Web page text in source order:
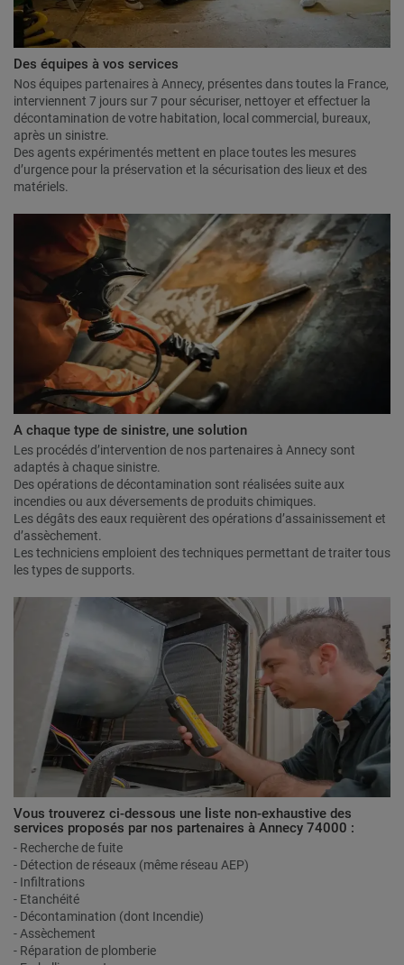
Des équipes à vos services
Nos équipes partenaires à Annecy, présentes dans toutes la France,
interviennent 7 jours sur 7 pour sécuriser, nettoyer et effectuer la
décontamination de votre habitation, local commercial, bureaux,
après un sinistre.
Des agents expérimentés mettent en place toutes les mesures
d’urgence pour la préservation et la sécurisation des lieux et des
matériels.
A chaque type de sinistre, une solution
Les procédés d’intervention de nos partenaires à Annecy sont
adaptés à chaque sinistre.
Des opérations de décontamination sont réalisées suite aux
incendies ou aux déversements de produits chimiques.
Les dégâts des eaux requièrent des opérations d’assainissement et
d’assèchement.
Les techniciens emploient des techniques permettant de traiter tous
les types de supports.
Vous trouverez ci-dessous une liste non-exhaustive des
services proposés par nos partenaires à Annecy 74000 :
- Recherche de fuite
- Détection de réseaux (même réseau AEP)
- Infiltrations
- Etanchéité
- Décontamination (dont Incendie)
- Assèchement
- Réparation de plomberie